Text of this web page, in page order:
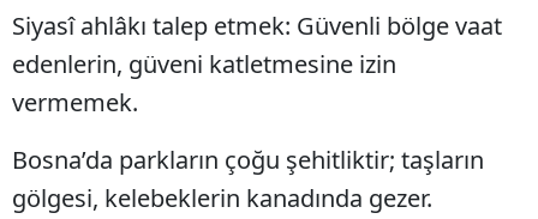
Siyasî ahlâkı talep etmek: Güvenli bölge vaat
edenlerin, güveni katletmesine izin
vermemek.
Bosna’da parkların çoğu şehitliktir; taşların
gölgesi, kelebeklerin kanadında gezer.